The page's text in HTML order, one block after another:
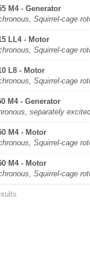
M4 - Generator
Squirrel-cage
LL4 - Motor
Squirrel-cage
L8 - Motor
Squirrel-cage
M4 - Generator
separately
M4 - Motor
Squirrel-cage
M4 - Motor
Squirrel-cage